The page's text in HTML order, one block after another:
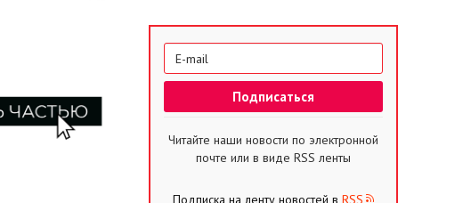
Читайте наши новости по электронной
почте или в виде RSS ленты
Подписка на ленту новостей в RSS